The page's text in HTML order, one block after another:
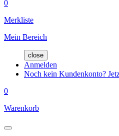
0
Merkliste
Mein Bereich
close
Anmelden
Noch kein Kundenkonto?
0
Warenkorb